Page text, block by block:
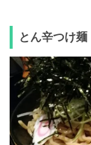
とん辛つけ麺